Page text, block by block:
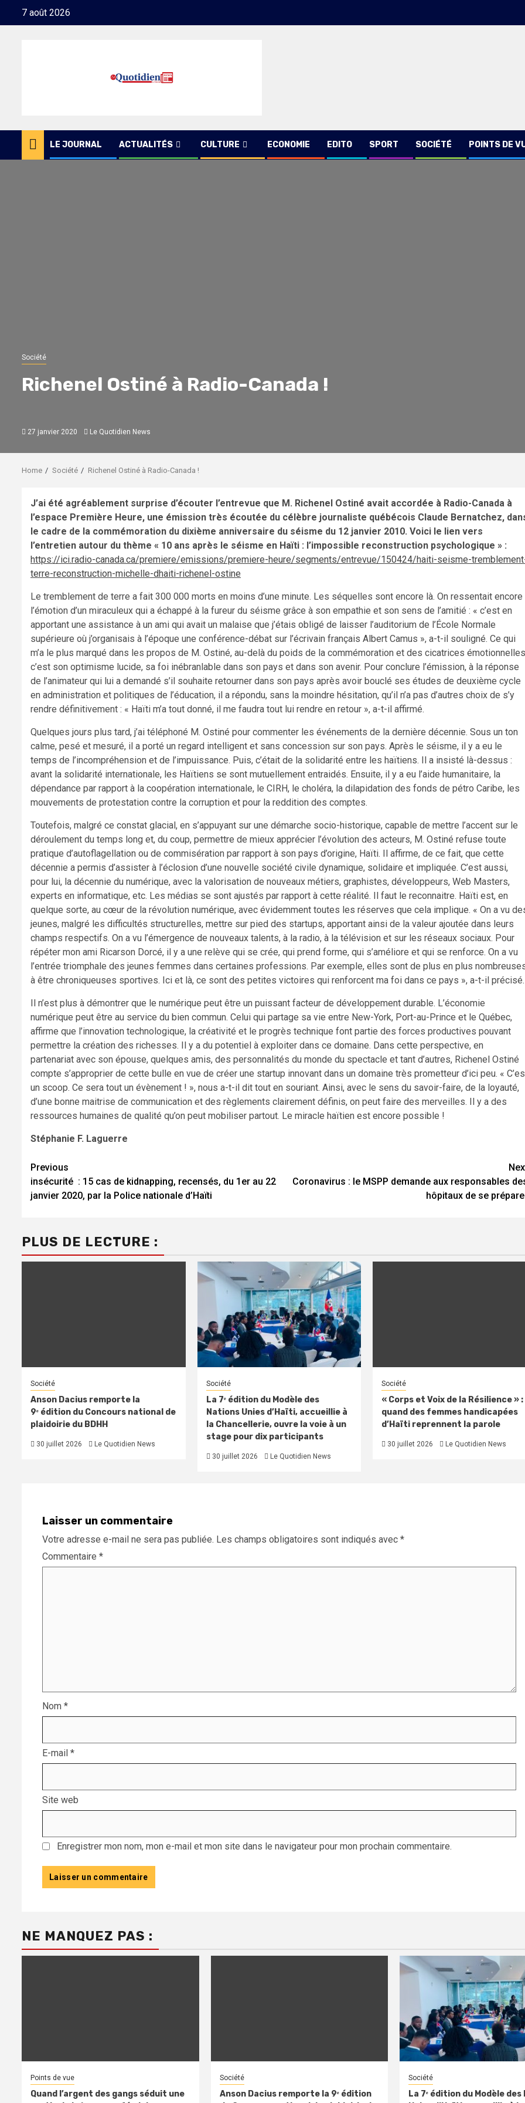
7 août 2026
LE JOURNAL ACTUALITÉS CULTURE ECONOMIE EDITO SPORT SOCIÉTÉ POINTS DE
Société
Richenel Ostiné à Radio-Canada !
27 janvier 2020 Le Quotidien News
Home Société Richenel Ostiné à Radio-Canada !
J’ai été agréablement surprise d’écouter l’entrevue que M. Richenel Ostiné avait accordée à Radio-Canada à
l’espace Première Heure, une émission très écoutée du célèbre journaliste québécois Claude Bernatchez,
le cadre de la commémoration du dixième anniversaire du séisme du 12 janvier 2010. Voici le lien vers
l’entretien autour du thème « 10 ans après le séisme en Haïti : l’impossible reconstruction psychologique » :
https://ici.radio-canada.ca/premiere/emissions/premiere-heure/segments/entrevue/150424/haiti-seisme-
terre-reconstruction-michelle-dhaiti-richenel-ostine
Le tremblement de terre a fait 300 000 morts en moins d’une minute. Les séquelles sont encore là. On ressentait encore
l’émotion d’un miraculeux qui a échappé à la fureur du séisme grâce à son empathie et son sens de l’amitié : « c’est en
apportant une assistance à un ami qui avait un malaise que j’étais obligé de laisser l’auditorium de l’École Normale
supérieure où j’organisais à l’époque une conférence-débat sur l’écrivain français Albert Camus », a-t-il souligné. Ce qui
m’a le plus marqué dans les propos de M. Ostiné, au-delà du poids de la commémoration et des cicatrices
c’est son optimisme lucide, sa foi inébranlable dans son pays et dans son avenir. Pour conclure l’émission, à la réponse
de l’animateur qui lui a demandé s’il souhaite retourner dans son pays après avoir bouclé ses études de deuxième cycle
en administration et politiques de l’éducation, il a répondu, sans la moindre hésitation, qu’il n’a pas d’autres choix de s’y
rendre définitivement : « Haïti m’a tout donné, il me faudra tout lui rendre en retour », a-t-il affirmé.
Quelques jours plus tard, j’ai téléphoné M. Ostiné pour commenter les événements de la dernière décennie. Sous un ton
calme, pesé et mesuré, il a porté un regard intelligent et sans concession sur son pays. Après le séisme, il y a eu le
temps de l’incompréhension et de l’impuissance. Puis, c’était de la solidarité entre les haïtiens. Il a insisté là-dessus :
avant la solidarité internationale, les Haïtiens se sont mutuellement entraidés. Ensuite, il y a eu l’aide humanitaire, la
dépendance par rapport à la coopération internationale, le CIRH, le choléra, la dilapidation des fonds de pétro Caribe, les
mouvements de protestation contre la corruption et pour la reddition des comptes.
Toutefois, malgré ce constat glacial, en s’appuyant sur une démarche socio-historique, capable de mettre l’accent sur le
déroulement du temps long et, du coup, permettre de mieux apprécier l’évolution des acteurs, M. Ostiné refuse toute
pratique d’autoflagellation ou de commisération par rapport à son pays d’origine, Haïti. Il affirme, de ce fait, que cette
décennie a permis d’assister à l’éclosion d’une nouvelle société civile dynamique, solidaire et impliquée. C’est aussi,
pour lui, la décennie du numérique, avec la valorisation de nouveaux métiers, graphistes, développeurs, Web Masters,
experts en informatique, etc. Les médias se sont ajustés par rapport à cette réalité. Il faut le reconnaitre. Haïti est, en
quelque sorte, au cœur de la révolution numérique, avec évidemment toutes les réserves que cela implique. « On a vu
jeunes, malgré les difficultés structurelles, mettre sur pied des startups, apportant ainsi de la valeur ajoutée dans leurs
champs respectifs. On a vu l’émergence de nouveaux talents, à la radio, à la télévision et sur les réseaux sociaux. Pour
répéter mon ami Ricarson Dorcé, il y a une relève qui se crée, qui prend forme, qui s’améliore et qui se renforce. On a vu
l’entrée triomphale des jeunes femmes dans certaines professions. Par exemple, elles sont de plus en plus
à être chroniqueuses sportives. Ici et là, ce sont des petites victoires qui renforcent ma foi dans ce pays », a-t-il précisé.
Il n’est plus à démontrer que le numérique peut être un puissant facteur de développement durable. L’économie
numérique peut être au service du bien commun. Celui qui partage sa vie entre New-York, Port-au-Prince et le Québec,
affirme que l’innovation technologique, la créativité et le progrès technique font partie des forces productives pouvant
permettre la création des richesses. Il y a du potentiel à exploiter dans ce domaine. Dans cette perspective, en
partenariat avec son épouse, quelques amis, des personnalités du monde du spectacle et tant d’autres, Richenel Ostiné
compte s’approprier de cette bulle en vue de créer une startup innovant dans un domaine très prometteur d’ici peu. «
un scoop. Ce sera tout un évènement ! », nous a-t-il dit tout en souriant. Ainsi, avec le sens du savoir-faire, de la loyauté,
d’une bonne maitrise de communication et des règlements clairement définis, on peut faire des merveilles. Il y a des
ressources humaines de qualité qu’on peut mobiliser partout. Le miracle haïtien est encore possible !
Stéphanie F. Laguerre
Continue
Reading
Previous
insécurité : 15 cas de kidnapping, recensés, du 1er au 22
janvier 2020, par la Police nationale d’Haïti
Coronavirus : le MSPP demande aux responsables
hôpitaux de se
PLUS DE LECTURE :
Société
Anson Dacius remporte la
9ᵉ édition du Concours national de
plaidoirie du BDHH
30 juillet 2026 Le Quotidien News
Société
La 7ᵉ édition du Modèle des
Nations Unies d’Haïti, accueillie à
la Chancellerie, ouvre la voie à un
stage pour dix participants
30 juillet 2026 Le Quotidien News
Société
« Corps et Voix de la Résilience » :
quand des femmes handicapées
d’Haïti reprennent la parole
30 juillet 2026 Le Quotidien News
Laisser un commentaire
Votre adresse e-mail ne sera pas publiée. Les champs obligatoires sont indiqués avec *
Commentaire *
Nom *
E-mail *
Site web
Enregistrer mon nom, mon e-mail et mon site dans le navigateur pour mon prochain commentaire.
NE MANQUEZ PAS :
Points de vue
Quand l’argent des gangs séduit une
Société
Anson Dacius remporte la 9ᵉ édition
Société
La 7ᵉ édition du Modèle